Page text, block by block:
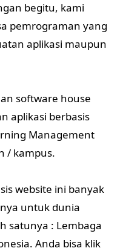
begitu, kami
pemrograman yang
aplikasi maupun
software house
aplikasi berbasis
Management
/ kampus.
website ini banyak
untuk dunia
satunya : Lembaga
Anda bisa klik